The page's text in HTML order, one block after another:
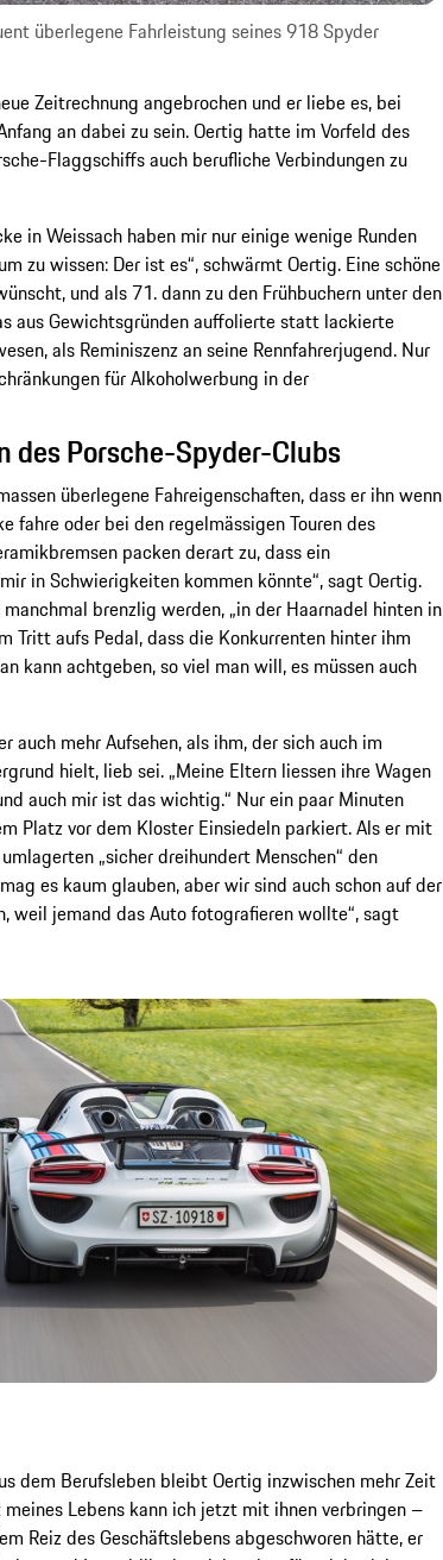
überlegene Fahrleistung seines 918 Spyder
Zeitrechnung angebrochen und er liebe es, bei
an dabei zu sein. Oertig hatte im Vorfeld des
Flaggschiffs auch berufliche Verbindungen zu
in Weissach haben mir nur einige wenige Runden
zu wissen: Der ist es“, schwärmt Oertig. Eine schöne
und als 71. dann zu den Frühbuchern unter den
aus Gewichtsgründen auffolierte statt lackierte
als Reminiszenz an seine Rennfahrerjugend. Nur
für Alkoholwerbung in der
des Porsche-Spyder-Clubs
überlegene Fahreigenschaften, dass er ihn wenn
fahre oder bei den regelmässigen Touren des
packen derart zu, dass ein
in Schwierigkeiten kommen könnte“, sagt Oertig.
brenzlig werden, „in der Haarnadel hinten in
Tritt aufs Pedal, dass die Konkurrenten hinter ihm
kann achtgeben, so viel man will, es müssen auch
auch mehr Aufsehen, als ihm, der sich auch im
hielt, lieb sei. „Meine Eltern liessen ihre Wagen
auch mir ist das wichtig.“ Nur ein paar Minuten
Platz vor dem Kloster Einsiedeln parkiert. Als er mit
„sicher dreihundert Menschen“ den
es kaum glauben, aber wir sind auch schon auf der
weil jemand das Auto fotografieren wollte“, sagt
dem Berufsleben bleibt Oertig inzwischen mehr Zeit
Lebens kann ich jetzt mit ihnen verbringen –
Reiz des Geschäftslebens abgeschworen hätte, er